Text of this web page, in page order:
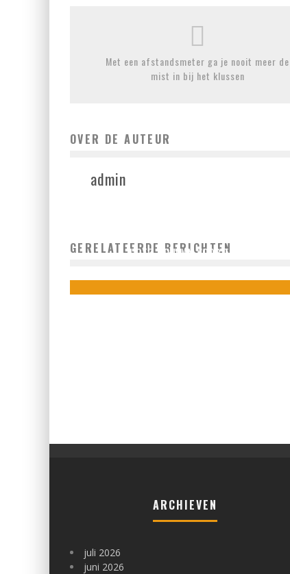
Met een afstandsmeter ga je nooit meer de
mist in bij het klussen
OVER DE AUTEUR
admin
GERELATEERDE BERICHTEN
HOTEL SPULLEN VOOR THUIS?!
ARCHIEVEN
juli 2026
juni 2026